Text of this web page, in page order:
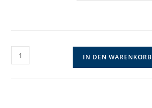
Romantische
Edelstahlkreolen
IN DEN WARENKORB